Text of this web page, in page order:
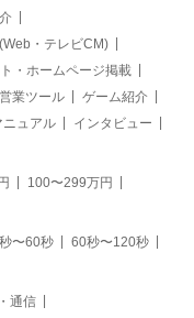
・テレビCM)
・ホームページ掲載
業ツール
ゲーム紹介
ニュアル
インタビュー
100〜299万円
〜60秒
60秒〜120秒
通信